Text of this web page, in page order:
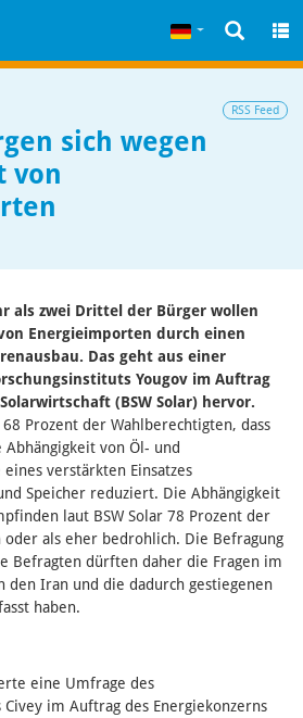
Zum Cookiehinweis Deutsch
RSS Feed
sich wegen
von
als zwei Drittel der Bürger wollen
Energieimporten durch einen
Das geht aus einer
Yougov im Auftrag
(BSW Solar) hervor.
Prozent der Wahlberechtigten, dass
von Öl- und
verstärkten Einsatzes
Speicher reduziert. Die Abhängigkeit
laut BSW Solar 78 Prozent der
als eher bedrohlich. Die Befragung
Befragten dürften daher die Fragen im
den Iran und die dadurch gestiegenen
haben.
eine Umfrage des
im Auftrag des Energiekonzerns